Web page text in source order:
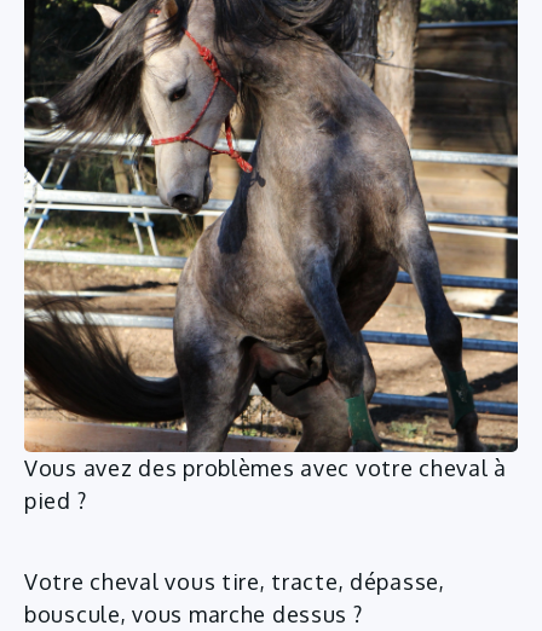
Vous avez des problèmes avec votre cheval à
pied ?
Votre cheval vous tire, tracte, dépasse,
bouscule, vous marche dessus ?